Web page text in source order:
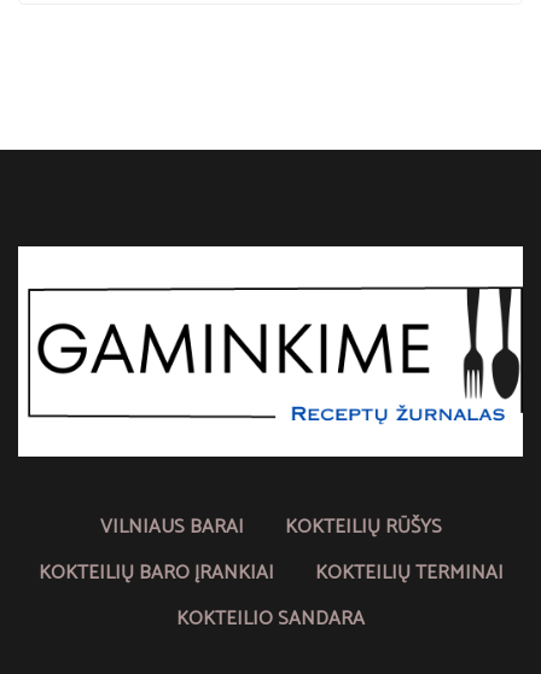
VILNIAUS BARAI
KOKTEILIŲ RŪŠYS
KOKTEILIŲ BARO ĮRANKIAI
KOKTEILIŲ TERMINAI
KOKTEILIO SANDARA